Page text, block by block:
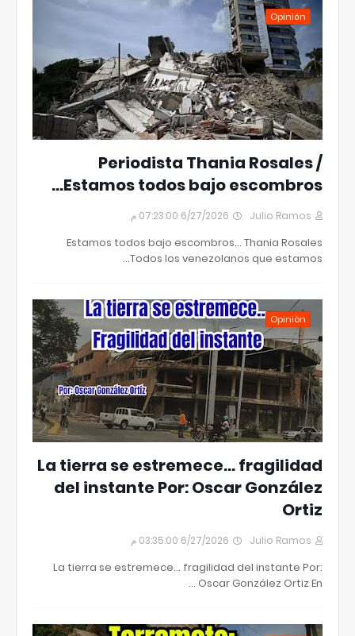
Opinión
Periodista Thania Rosales /
Estamos todos bajo escombros…
Julio Ramos 6/27/2026 07:23:00 م
Estamos todos bajo escombros… Thania Rosales
Todos los venezolanos que estamos…
Opiniòn
La tierra se estremece... fragilidad
del instante Por: Oscar González
Ortiz
Julio Ramos 6/27/2026 03:35:00 م
La tierra se estremece... fragilidad del instante Por:
Oscar González Ortiz En …